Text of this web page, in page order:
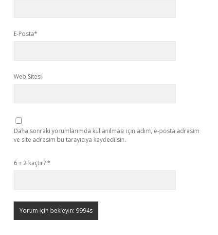
E-Posta*
Web Sitesi
Daha sonraki yorumlarımda kullanılması için adım, e-posta adresim
ve site adresim bu tarayıcıya kaydedilsin.
6 + 2 kaçtır?*